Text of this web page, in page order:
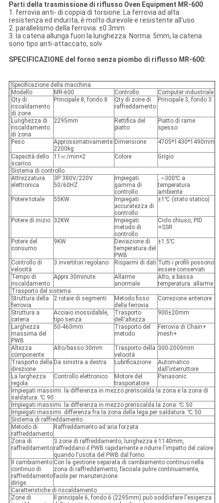
Parti della trasmissione di riflusso Oven Equipment MR-600
1. ferrovia anti- di coppia di torsione: La ferrovia ad alta
resistenza ed indurita, è molto durevole e resistente all'uso.
2. parallelismo della ferrovia: ±0.3mm
3. la catena allunga fuori la lunghezza: Norma: 5mm, la catena
sono tipo anti-attaccato, solv
SPECIFICAZIONE del forno senza piombo di riflusso MR-600:
Specificazione della macchina
Modello
MR-600 Controllo
Computer industriale
Qty di
riscaldamento
di zone.
Principale 8, fondo 8
Qty di zone di
raffreddamento.
Principale 3, fondo 3
Lunghezza di
riscaldamento
di zona
2295mm
Rettifica del
piatto
Piatto di rame
spesso
Peso
Approssimativamente:
2200kg
Dimensione 4705*1430*1490mm
Capacità dello
scarico
11㎡/min×2 Colore Grigio
Sistema di controllo
Attrezzatura
elettronica
3P 380V/220V
50/60HZ
Impiegati.
gamma di
controllo
. ~300℃ a
temperatura
ambiente
Potere totale
55KW
Impiegati.
accuratezza di
controllo
±1℃ (stato statico)
Potere di inizio 32KW
Impiegati.
metodo di
controllo
Ciclo chiuso, PID
+SSR
Potere del
consumo
9KW
Deviazione di
temperatura del
PWB
±1.5℃
Controllo di
velocità
3 invertitori regolano Risparmi di dati Tutti i profili possono
essere conservati
Tempo di
riscaldamento
Apprx.30minute
Allarme
anormale
Alto, a bassa
temperatura. allarme
Trasporto del sistema
Struttura della
ferrovia
2 rotaie di segmenti
Metodo fisso
della ferrovia
Correzione anteriore
Struttura a
catena
Acciaio inossidabile,
tipo senza
Trasporto
dell'altezza
900±20mm
Larghezza
massima del
PWB
50-460mm
Trasporto del
metodo
Ferrovia di Chain+
mesh+
Altezza
componente
Alto/basso 30mm
Trasporto della
velocità
300-2000mm
Trasporto della
direzione
Da sinistra a destra Lubrificazione
Automatico
dall'interruttore
La larghezza
regola
Controllo elettronico
Motore del
trasportatore
Panasonic
Impiegati massimi. la differenza in mezzo preriscalda la zona e la zona di
saldatura: ℃ 90
Impiegati massimi. la differenza in mezzo preriscalda la zona: ℃ 50
Impiegati massimi. differenza fra la zona della lega per saldatura: ℃ 50
Sistema di raffreddamento
Metodo di
raffreddamento
Raffreddamento ad aria forzata
Zona di
raffreddamento
3 zone di raffreddamento, lunghezza è 1140mm,
raffreddano il PWB rapidamente e ridurre l'impatto del calore
quando l'uscita del PWB dal forno.
Il cambiamento
continuo di
raffreddamento
dirige
Con la gestione separata di cambiamento continuo nella
zona di raffreddamento, facciala pulire continuamente,
facile per manutenzione.
Caratteristiche di riscaldamento
Zone di
Il principale 6, fondo 6 (2295mm) può soddisfare l'esigenza